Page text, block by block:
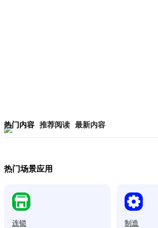
热门内容 推荐阅读 最新内容
热门场景应用
连锁 制造